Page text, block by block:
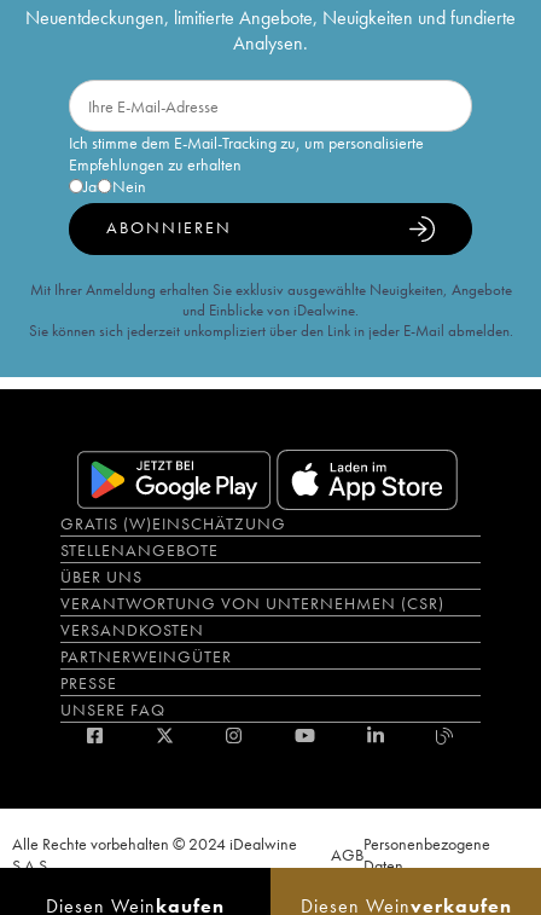
Diesen Weinkaufen Diesen Weinverkaufen
Neuentdeckungen, limitierte Angebote, Neuigkeiten und fundierte
Analysen.
Ich stimme dem E-Mail-Tracking zu, um personalisierte
Empfehlungen zu erhalten
Ja
Nein
ABONNIEREN
Mit Ihrer Anmeldung erhalten Sie exklusiv ausgewählte Neuigkeiten, Angebote
und Einblicke von iDealwine.
Sie können sich jederzeit unkompliziert über den Link in jeder E-Mail abmelden.
GRATIS (W)EINSCHÄTZUNG
STELLENANGEBOTE
ÜBER UNS
VERANTWORTUNG VON UNTERNEHMEN (CSR)
VERSANDKOSTEN
PARTNERWEINGÜTER
PRESSE
UNSERE FAQ
Alle Rechte vorbehalten © 2024 iDealwine
S.A.S.
AGBPersonenbezogene
Daten
Verkaufs verlangt. CODE DE LA SANTÉ PUBLIQUE, ART.L.3342-1 et L.3353-3